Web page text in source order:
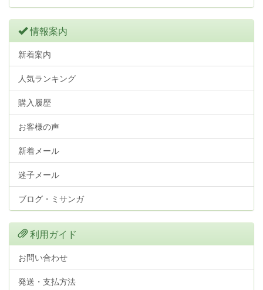
情報案内
新着案内
人気ランキング
購入履歴
お客様の声
新着メール
迷子メール
ブログ・ミサンガ
利用ガイド
お問い合わせ
発送・支払方法